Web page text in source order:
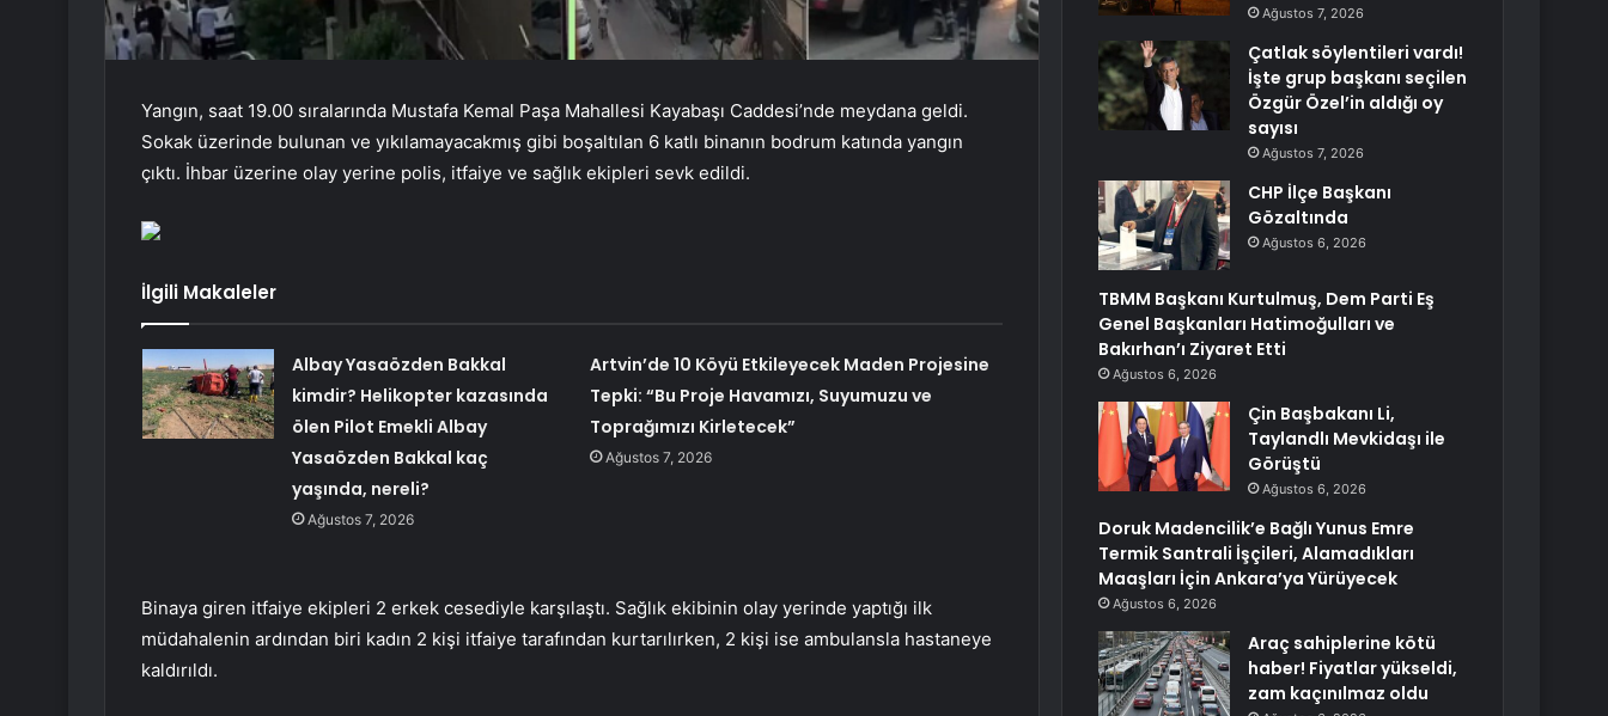
Yangın, saat 19.00 sıralarında Mustafa Kemal Paşa Mahallesi Kayabaşı Caddesi’nde meydana geldi.
Sokak üzerinde bulunan ve yıkılamayacakmış gibi boşaltılan 6 katlı binanın bodrum katında yangın
çıktı. İhbar üzerine olay yerine polis, itfaiye ve sağlık ekipleri sevk edildi.
İlgili Makaleler
Albay Yasaözden Bakkal
kimdir? Helikopter kazasında
ölen Pilot Emekli Albay
Yasaözden Bakkal kaç
yaşında, nereli?
Ağustos 7, 2026
Artvin’de 10 Köyü Etkileyecek Maden Projesine
Tepki: “Bu Proje Havamızı, Suyumuzu ve
Toprağımızı Kirletecek”
Ağustos 7, 2026
Binaya giren itfaiye ekipleri 2 erkek cesediyle karşılaştı. Sağlık ekibinin olay yerinde yaptığı ilk
müdahalenin ardından biri kadın 2 kişi itfaiye tarafından kurtarılırken, 2 kişi ise ambulansla hastaneye
kaldırıldı.
Ağustos 7, 2026
Çatlak söylentileri vardı!
İşte grup başkanı seçilen
Özgür Özel’in aldığı oy
sayısı
Ağustos 7, 2026
CHP İlçe Başkanı
Gözaltında
Ağustos 6, 2026
TBMM Başkanı Kurtulmuş, Dem Parti Eş
Genel Başkanları Hatimoğulları ve
Bakırhan’ı Ziyaret Etti
Ağustos 6, 2026
Çin Başbakanı Li,
Taylandlı Mevkidaşı ile
Görüştü
Ağustos 6, 2026
Doruk Madencilik’e Bağlı Yunus Emre
Termik Santrali İşçileri, Alamadıkları
Maaşları İçin Ankara’ya Yürüyecek
Ağustos 6, 2026
Araç sahiplerine kötü
haber! Fiyatlar yükseldi,
zam kaçınılmaz oldu